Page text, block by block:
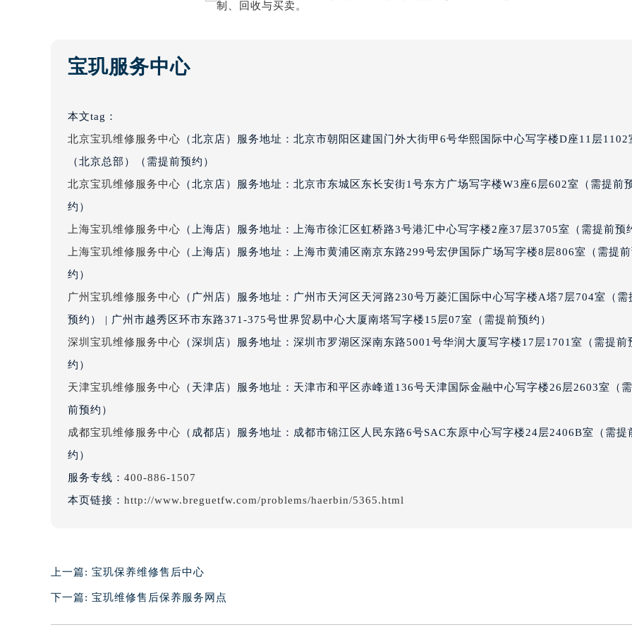
吉林省通化市东昌区环通乡江南大街宝玑售后服务中心（需提前预约）
吉林省延边市延吉市解放路宝玑售后服务中心（需提前预约）
辽宁省朝阳市双塔区新华路宝玑售后服务中心（需提前预约）
辽宁省丹东市振兴区七经街宝玑售后服务中心（需提前预约）
辽宁省锦州市古塔区中央大街宝玑售后服务中心（需提前预约）
辽宁省辽阳市白塔区新运大街宝玑售后服务中心（需提前预约）
辽宁省铁岭市银州区南马路宝玑售后服务中心（需提前预约）
辽宁省营口市站前区市府路与渤海大街交叉口宝玑售后服务中心（需提前预约）
北京市东城区东长安街1号王府井东方广场W3座6层602室宝玑售后服务中心（需提前预约）
内蒙古自治区阿拉善盟市左旗土尔扈特大街宝玑售后服务中心（需提前预约）
内蒙古自治区乌海市海勃湾区人民南路宝玑售后服务中心（需提前预约）
内蒙古自治区乌兰察布市集宁区恩和大街宝玑售后服务中心（需提前预约）
宝玑服务中心
本文tag：
北京宝玑维修服务中心 （北京店）服务地址：北京市朝阳区建国门外大街甲6号华熙国际中心写字楼D座11层1102
（北京总部）（需提前预约）
北京宝玑维修服务中心 （北京店）服务地址：北京市东城区东长安街1号东方广场写字楼W3座6层602室（需提前
约）
上海宝玑维修服务中心 （上海店）服务地址：上海市徐汇区虹桥路3号港汇中心写字楼2座37层3705室（需提前预
上海宝玑维修服务中心 （上海店）服务地址：上海市黄浦区南京东路299号宏伊国际广场写字楼8层806室（需提前
约）
广州宝玑维修服务中心 （广州店）服务地址：广州市天河区天河路230号万菱汇国际中心写字楼A塔7层704室（需
预约） | 广州市越秀区环市东路371-375号世界贸易中心大厦南塔写字楼15层07室（需提前预约）
深圳宝玑维修服务中心 （深圳店）服务地址：深圳市罗湖区深南东路5001号华润大厦写字楼17层1701室（需提前
约）
天津宝玑维修服务中心 （天津店）服务地址：天津市和平区赤峰道136号天津国际金融中心写字楼26层2603室（
前预约）
成都宝玑维修服务中心 （成都店）服务地址：成都市锦江区人民东路6号SAC东原中心写字楼24层2406B室（需提
约）
服务专线： 400-886-1507
本页链接： http://www.breguetfw.com/problems/haerbin/5365.html
上一篇: 宝玑保养维修售后中心
下一篇: 宝玑维修售后保养服务网点